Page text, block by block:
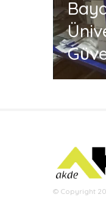
© Copyright